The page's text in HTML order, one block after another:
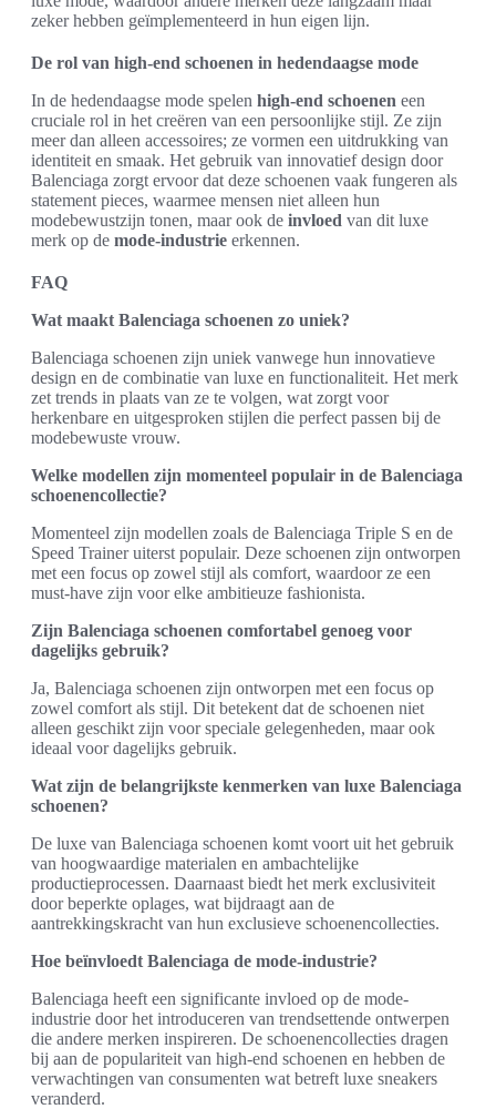
zeker hebben geïmplementeerd in hun eigen lijn.
De rol van high-end schoenen in hedendaagse mode
In de hedendaagse mode spelen high-end schoenen een
cruciale rol in het creëren van een persoonlijke stijl. Ze zijn
meer dan alleen accessoires; ze vormen een uitdrukking van
identiteit en smaak. Het gebruik van innovatief design door
Balenciaga zorgt ervoor dat deze schoenen vaak fungeren als
statement pieces, waarmee mensen niet alleen hun
modebewustzijn tonen, maar ook de invloed van dit luxe
merk op de mode-industrie erkennen.
FAQ
Wat maakt Balenciaga schoenen zo uniek?
Balenciaga schoenen zijn uniek vanwege hun innovatieve
design en de combinatie van luxe en functionaliteit. Het merk
zet trends in plaats van ze te volgen, wat zorgt voor
herkenbare en uitgesproken stijlen die perfect passen bij de
modebewuste vrouw.
Welke modellen zijn momenteel populair in de Balenciaga
schoenencollectie?
Momenteel zijn modellen zoals de Balenciaga Triple S en de
Speed Trainer uiterst populair. Deze schoenen zijn ontworpen
met een focus op zowel stijl als comfort, waardoor ze een
must-have zijn voor elke ambitieuze fashionista.
Zijn Balenciaga schoenen comfortabel genoeg voor
dagelijks gebruik?
Ja, Balenciaga schoenen zijn ontworpen met een focus op
zowel comfort als stijl. Dit betekent dat de schoenen niet
alleen geschikt zijn voor speciale gelegenheden, maar ook
ideaal voor dagelijks gebruik.
Wat zijn de belangrijkste kenmerken van luxe Balenciaga
schoenen?
De luxe van Balenciaga schoenen komt voort uit het gebruik
van hoogwaardige materialen en ambachtelijke
productieprocessen. Daarnaast biedt het merk exclusiviteit
door beperkte oplages, wat bijdraagt aan de
aantrekkingskracht van hun exclusieve schoenencollecties.
Hoe beïnvloedt Balenciaga de mode-industrie?
Balenciaga heeft een significante invloed op de mode-
industrie door het introduceren van trendsettende ontwerpen
die andere merken inspireren. De schoenencollecties dragen
bij aan de populariteit van high-end schoenen en hebben de
verwachtingen van consumenten wat betreft luxe sneakers
veranderd.